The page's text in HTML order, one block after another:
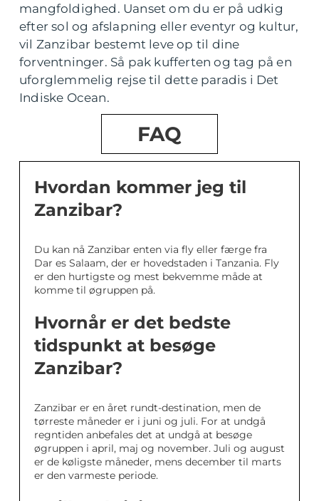
mangfoldighed. Uanset om du er på udkig
efter sol og afslapning eller eventyr og kultur,
vil Zanzibar bestemt leve op til dine
forventninger. Så pak kufferten og tag på en
uforglemmelig rejse til dette paradis i Det
Indiske Ocean.
FAQ
Hvordan kommer jeg til
Zanzibar?
Du kan nå Zanzibar enten via fly eller færge fra
Dar es Salaam, der er hovedstaden i Tanzania. Fly
er den hurtigste og mest bekvemme måde at
komme til øgruppen på.
Hvornår er det bedste
tidspunkt at besøge
Zanzibar?
Zanzibar er en året rundt-destination, men de
tørreste måneder er i juni og juli. For at undgå
regntiden anbefales det at undgå at besøge
øgruppen i april, maj og november. Juli og august
er de køligste måneder, mens december til marts
er den varmeste periode.